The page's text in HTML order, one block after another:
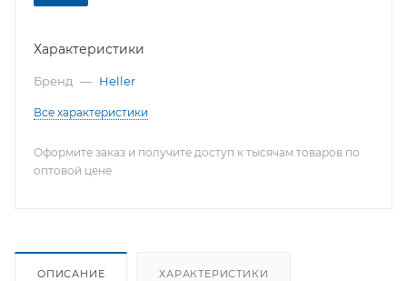
Характеристики
Бренд — Heller
Все характеристики
Оформите заказ и получите доступ к тысячам товаров по
оптовой цене
ОПИСАНИЕ ХАРАКТЕРИСТИКИ